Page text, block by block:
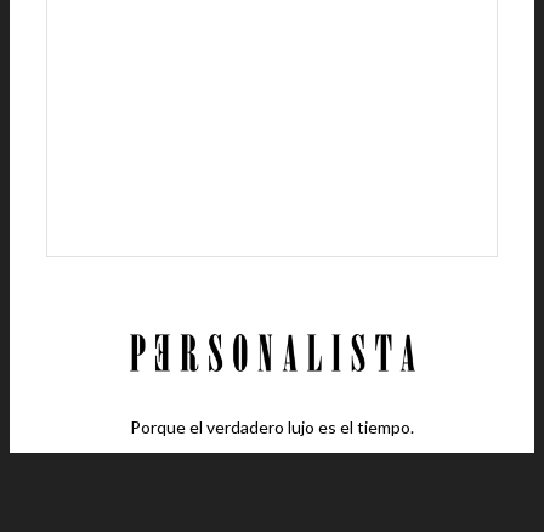
Porque el verdadero lujo es el tiempo.